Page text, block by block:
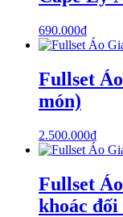
690.000₫
Fullset
món)
2.500.000₫
Fullset
khoác đối